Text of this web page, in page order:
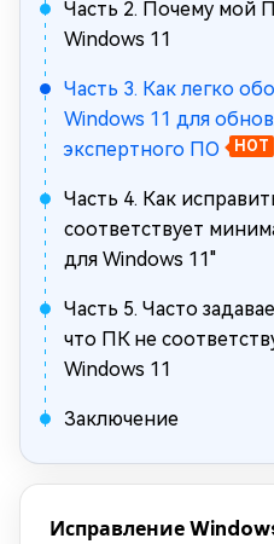
Часть 2. Почему мой
Windows 11
Часть 3. Как легко
Windows 11 для
экспертного ПО
HOT
Часть 4. Как
соответствует
для Windows 11"
Часть 5. Часто
что ПК не
Windows 11
Заключение
Исправление